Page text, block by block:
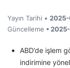
Yayın Tarihi •
Güncelleme •
ABD’de işlem
indirimine